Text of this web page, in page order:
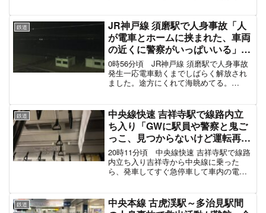
鉄道
JR神戸線 須磨駅で人身事故「人
が電車とホームに挟まれた、車両
の近くに警察がいっぱいいる」電
車遅延7月2日
0時56分頃 JR神戸線 須磨駅で人身事故
発生一応電車動くまでしばらく解放され
ました。途方にくれて海眺めてる。
鉄道
中央線快速 吉祥寺駅で線路内立
ち入り「GWに駅員や警察と鬼ご
っこ、見つからないけど運転再
開」GANTZ案件で電車遅延 #中
央線 5月3日
20時11分頃 中央線快速 吉祥寺駅で線路
内立ち入り吉祥寺から中央線に乗った
ら、発車してすぐ急停車して車内の電気
nyanko_teacher ...
鉄道
中央本線 古虎渓駅～多治見駅間